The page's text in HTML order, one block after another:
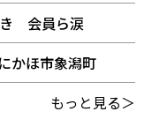
会員ら涙
かほ市象潟町
もっと見る＞